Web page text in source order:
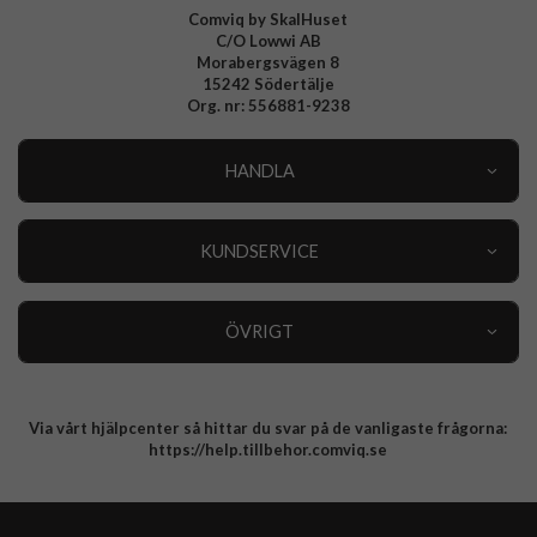
Comviq by SkalHuset
C/O Lowwi AB
Morabergsvägen 8
15242 Södertälje
Org. nr: 556881-9238
HANDLA
KUNDSERVICE
ÖVRIGT
Integritetspolicy
Via vårt hjälpcenter så hittar du svar på de vanligaste frågorna:
https://help.tillbehor.comviq.se